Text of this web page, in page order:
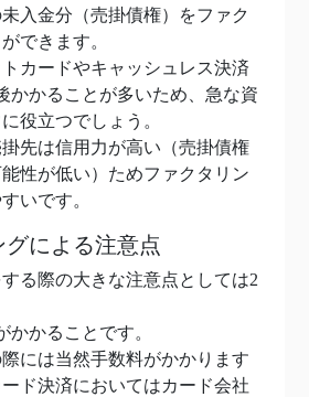
入金分（売掛債権）をファク
できます。
カードやキャッシュレス決済
かかることが多いため、急な資
役立つでしょう。
先は信用力が高い（売掛債権
性が低い）ためファクタリン
いです。
による注意点
る際の大きな注意点としては2
かかることです。
には当然手数料がかかります
ド決済においてはカード会社